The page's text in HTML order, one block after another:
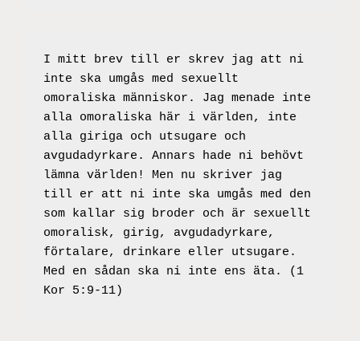
I mitt brev till er skrev jag att ni
inte ska umgås med sexuellt
omoraliska människor. Jag menade inte
alla omoraliska här i världen, inte
alla giriga och utsugare och
avgudadyrkare. Annars hade ni behövt
lämna världen! Men nu skriver jag
till er att ni inte ska umgås med den
som kallar sig broder och är sexuellt
omoralisk, girig, avgudadyrkare,
förtalare, drinkare eller utsugare.
Med en sådan ska ni inte ens äta. (1
Kor 5:9-11)